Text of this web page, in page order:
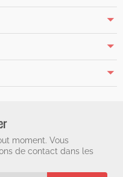
moment. Vous
de contact dans les